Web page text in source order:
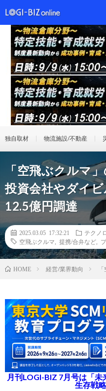
独自取材 物流施設/不動産
「空飛ぶクルマ
投資会社やダイ
12.5億円調達
2025.03.05 17:32:21
テクノ
空飛ぶクルマ
提携/合弁など
HOME 経営/業界動向
月刊LOGI-BIZ 7月号は「
生存戦